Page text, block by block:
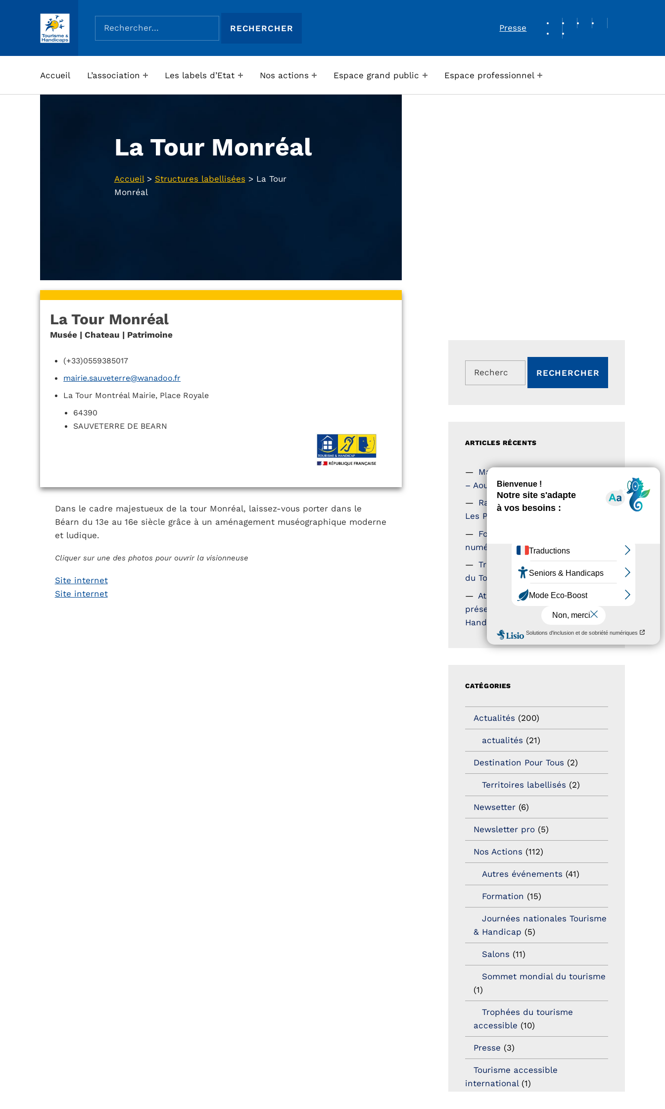
ASSOCIATION TOURISME ET HANDICAPS
Rechercher :
Presse
REVUE DE PRESSE
Accueil L’association Les labels d’Etat Nos actions Espace grand public Espace professionnel
La Tour Monréal
Accueil> Structures labellisées > La Tour
Monréal
La Tour Monréal
Musée | Chateau | Patrimoine
(+33)0559385017
mairie.sauveterre@wanadoo.fr
La Tour Montréal Mairie, Place Royale
64390
SAUVETERRE DE BEARN
Dans le cadre majestueux de la tour Monréal, laissez-vous porter dans le
Béarn du 13e au 16e siècle grâce à un aménagement muséographique moderne
et ludique.
Cliquer sur une des photos pour ouvrir la visionneuse
Site internet
Site internet
Rechercher :
ARTICLES RÉCENTS
Magazine Tourisme Accessible
– Aout 2026
Rallye Aicha des Gazelles –
Les Petillantes
Formation Communication
numérique
Trophées Horizons – Acteurs
du Tourisme Durable
Atout France – flyer
présentation label Tourisme &
Handicap
CATÉGORIES
Actualités (200)
actualités (21)
Destination Pour Tous (2)
Territoires labellisés (2)
Newsetter (6)
Newsletter pro (5)
Nos Actions (112)
Autres événements (41)
Formation (15)
Journées nationales Tourisme
& Handicap (5)
Salons (11)
Sommet mondial du tourisme
(1)
Trophées du tourisme
accessible (10)
Presse (3)
Tourisme accessible
international(1)